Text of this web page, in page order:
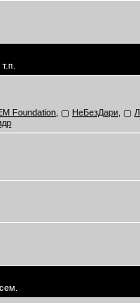
Foundation НеБезДари